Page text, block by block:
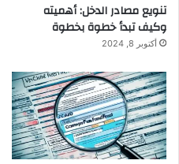
تنويع مصادر الدخل: أهميته
وكيف تبدأ خطوة بخطوة
أكتوبر 8, 2024